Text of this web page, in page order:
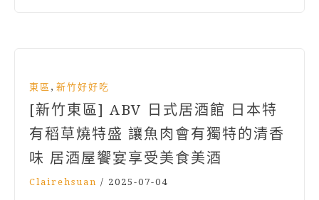
東區 , 新竹好好吃
[新竹東區] ABV 日式居酒館 日本特
有稻草燒特盛 讓魚肉會有獨特的清香
味 居酒屋饗宴享受美食美酒
Clairehsuan / 2025-07-04